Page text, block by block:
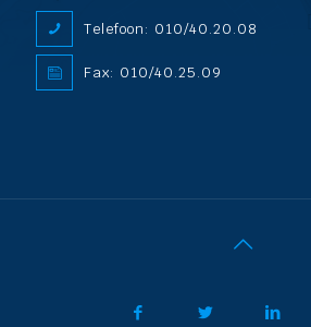
Telefoon: 010/40.20.08
Fax: 010/40.25.09